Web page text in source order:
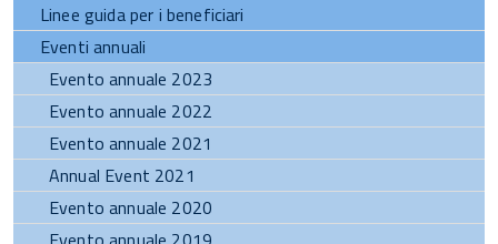
Linee guida per i beneficiari
Eventi annuali
Evento annuale 2023
Evento annuale 2022
Evento annuale 2021
Annual Event 2021
Evento annuale 2020